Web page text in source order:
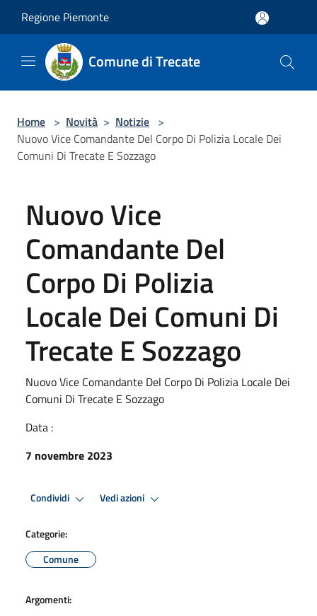
Regione Piemonte
Comune di Trecate
Home > Novità > Notizie >
Nuovo Vice Comandante Del Corpo Di Polizia Locale Dei
Comuni Di Trecate E Sozzago
Nuovo Vice
Comandante Del
Corpo Di Polizia
Locale Dei Comuni Di
Trecate E Sozzago
Nuovo Vice Comandante Del Corpo Di Polizia Locale Dei
Comuni Di Trecate E Sozzago
Data :
7 novembre 2023
Condividi Vedi azioni
Categorie:
Comune
Argomenti: